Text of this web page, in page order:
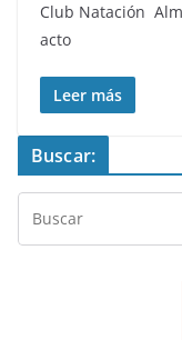
Club Natación
acto
Leer más
Buscar: